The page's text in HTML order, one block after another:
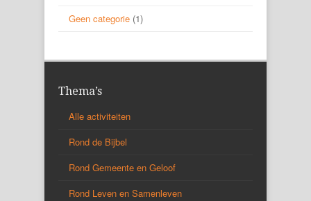
Geen categorie (1)
Thema’s
Alle activiteiten
Rond de Bijbel
Rond Gemeente en Geloof
Rond Leven en Samenleven